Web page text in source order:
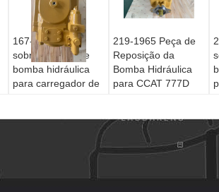
167-1153 Peça
sobressalente de
bomba hidráulica
para carregador de
mercado pós-venda
219-1965 Peça de
Reposição da
Bomba Hidráulica
para CCAT 777D
Estrada Substituição
de Emergência